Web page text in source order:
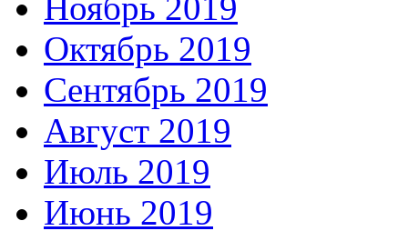
Ноябрь 2019
Октябрь 2019
Сентябрь 2019
Август 2019
Июль 2019
Июнь 2019